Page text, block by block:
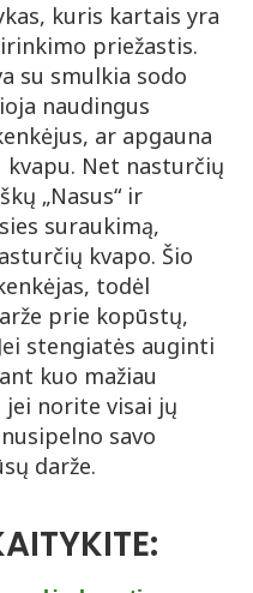
kuris kartais yra
priežastis.
su smulkia sodo
naudingus
ar apgauna
kvapu. Net nasturčių
„Nasus“ ir
suraukimą,
kvapo. Šio
todėl
prie kopūstų,
stengiatės auginti
kuo mažiau
norite visai jų
savo
darže.